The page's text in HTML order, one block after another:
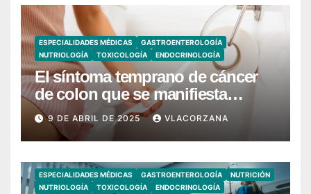
ESPECIALIDADES MÉDICAS
GASTROENTEROLOGÍA
NUTRIOLOGÍA
TOXICOLOGÍA ENDOCRINOLOGÍA
El síntoma temprano de cáncer
de colon que se manifiesta
cuando vas al baño
9 DE ABRIL DE 2025 VLACORZANA
ESPECIALIDADES MÉDICAS GASTROENTEROLOGÍA
NUTRICIÓN
NUTRIOLOGÍA
TOXICOLOGÍA
ENDOCRINOLOGÍA